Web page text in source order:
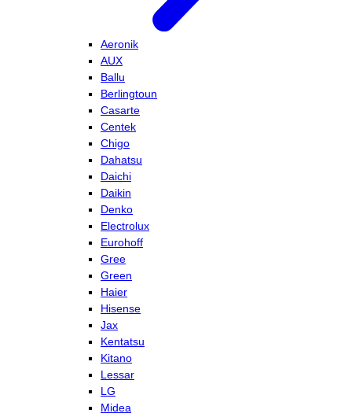
Aeronik
AUX
Ballu
Berlingtoun
Casarte
Centek
Chigo
Dahatsu
Daichi
Daikin
Denko
Electrolux
Eurohoff
Gree
Green
Haier
Hisense
Jax
Kentatsu
Kitano
Lessar
LG
Midea